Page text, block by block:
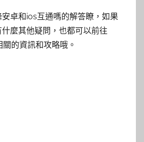
卓和ios互通嗎的解答瞭，如果
麼其他疑問，也都可以前往
的資訊和攻略哦。